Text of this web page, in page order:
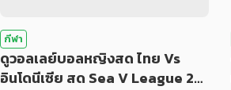
กีฬา
ดูวอลเลย์บอลหญิงสด ไทย Vs
อินโดนีเซีย สด Sea V League 2…